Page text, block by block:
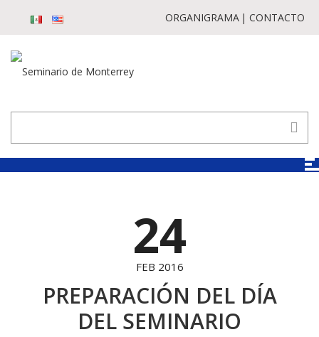
ORGANIGRAMA CONTACTO
24
FEB 2016
PREPARACIÓN DEL DÍA
DEL SEMINARIO